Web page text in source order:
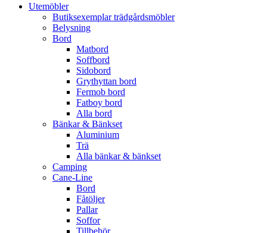
Utemöbler
Butiksexemplar trädgårdsmöbler
Belysning
Bord
Matbord
Soffbord
Sidobord
Grythyttan bord
Fermob bord
Fatboy bord
Alla bord
Bänkar & Bänkset
Aluminium
Trä
Alla bänkar & bänkset
Camping
Cane-Line
Bord
Fåtöljer
Pallar
Soffor
Tillbehör